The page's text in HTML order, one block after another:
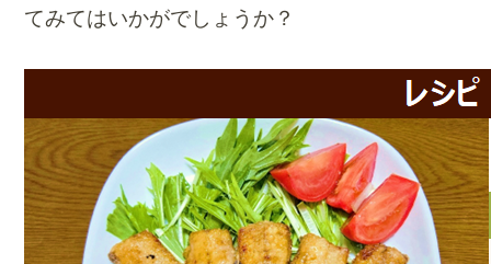
てみてはいかがでしょうか？